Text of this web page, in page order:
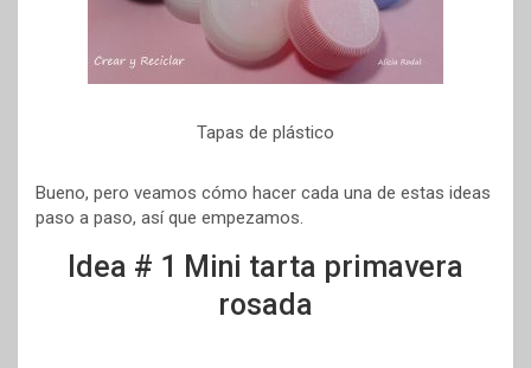
Tapas de plástico
Bueno, pero veamos cómo hacer cada una de estas ideas
paso a paso, así que empezamos.
Idea # 1 Mini tarta primavera
rosada